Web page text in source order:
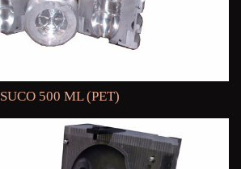
SUCO 500 ML (PET)